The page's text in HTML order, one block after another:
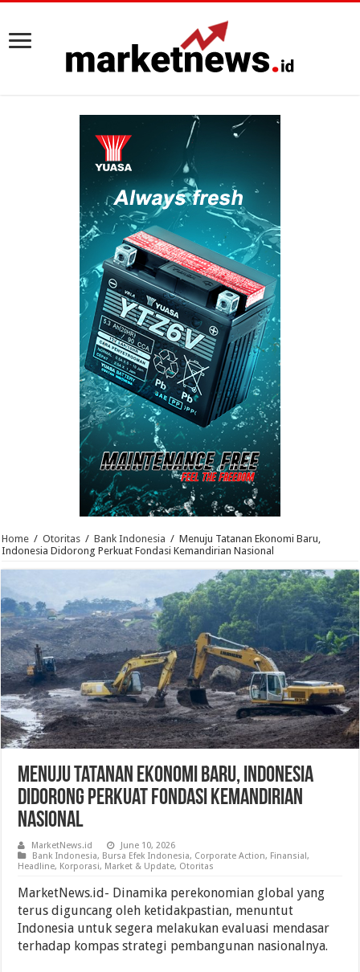
Home / Otoritas / Bank Indonesia / Menuju Tatanan Ekonomi Baru,
Indonesia Didorong Perkuat Fondasi Kemandirian Nasional
Menuju Tatanan Ekonomi Baru, Indonesia
Didorong Perkuat Fondasi Kemandirian
Nasional
MarketNews.id
June 10, 2026
Bank Indonesia, Bursa Efek Indonesia, Corporate Action, Finansial,
Headline, Korporasi, Market & Update, Otoritas
MarketNews.id- Dinamika perekonomian global yang
terus diguncang oleh ketidakpastian, menuntut
Indonesia untuk segera melakukan evaluasi mendasar
terhadap kompas strategi pembangunan nasionalnya.